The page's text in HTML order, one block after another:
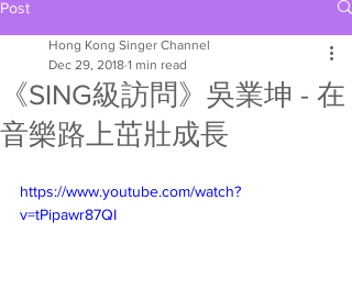
Post
《SING級訪問》吳業坤 - 在
音樂路上茁壯成長
Hong Kong Singer Channel
Dec 29, 2018 1 min read
https://www.youtube.com/watch?
v=tPipawr87QI